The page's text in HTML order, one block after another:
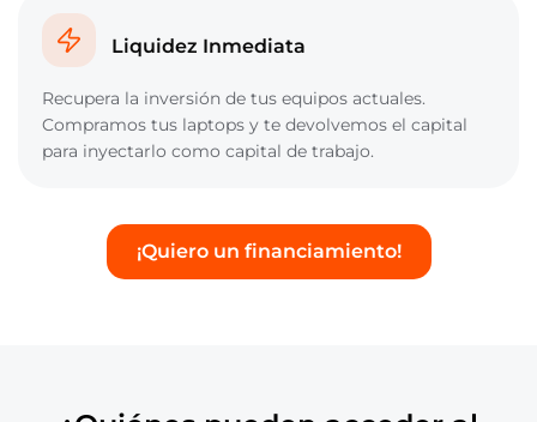
Liquidez Inmediata
Recupera la inversión de tus equipos actuales.
Compramos tus laptops y te devolvemos el capital
para inyectarlo como capital de trabajo.
¡Quiero un financiamiento!